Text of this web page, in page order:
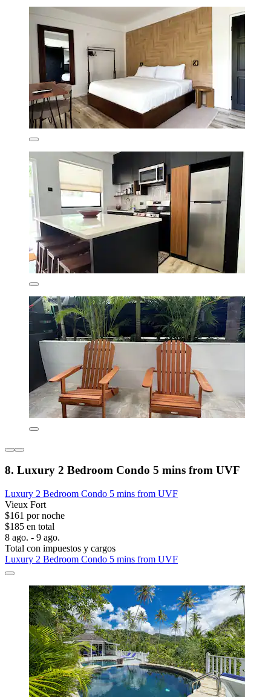
8. Luxury 2 Bedroom Condo 5 mins from UVF
Luxury 2 Bedroom Condo 5 mins from UVF
Vieux Fort
$161 por noche
$185 en total
8 ago. - 9 ago.
Total con impuestos y cargos
Luxury 2 Bedroom Condo 5 mins from UVF